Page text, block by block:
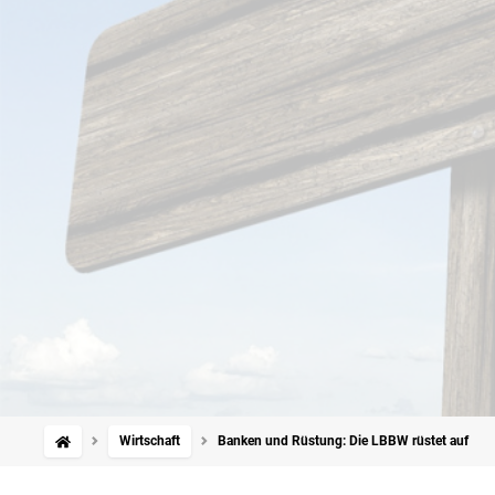
Wirtschaft Banken und Rüstung: Die LBBW rüstet auf